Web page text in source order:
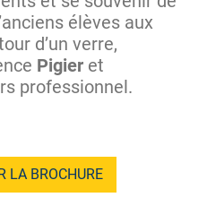
élèves aux
d’un verre,
Pigier et
professionnel.
LA BROCHURE